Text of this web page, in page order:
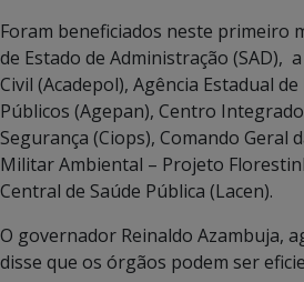
Foram beneficiados neste primeiro
de Estado de Administração (SAD),
Civil (Acadepol), Agência Estadual
Públicos (Agepan), Centro
Segurança (Ciops), Comando Geral
Militar Ambiental – Projeto
Central de Saúde Pública (Lacen).
O governador Reinaldo Azambuja,
disse que os órgãos podem ser